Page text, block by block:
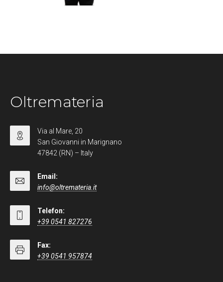
Oltremateria
Via al Mare, 20
San Giovanni in Marignano
47842 (RN) – Italy
Email:
info@oltremateria.it
Telefon:
+39 0541 827276
Fax:
+39 0541 957874